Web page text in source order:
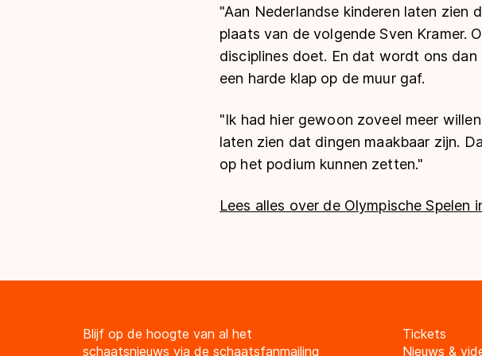
"Aan Nederlandse kinderen laten zien
plaats van de volgende Sven Kramer.
disciplines doet. En dat wordt ons
een harde klap op de muur gaf.
"Ik had hier gewoon zoveel meer
laten zien dat dingen maakbaar zijn.
op het podium kunnen zetten."
Lees alles over de Olympische Spelen
Blijf op de hoogte van al het
schaatsnieuws via de schaatsfanmailing
Tickets
Nieuws &